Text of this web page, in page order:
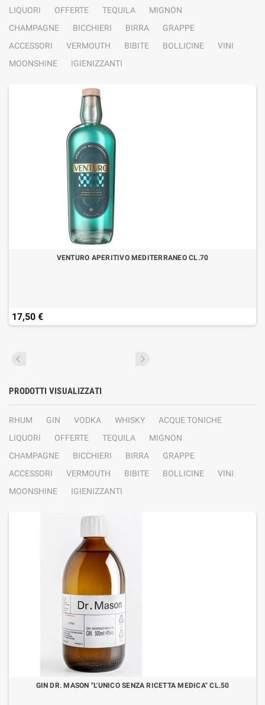
LIQUORI OFFERTE TEQUILA
MIGNON
CHAMPAGNE
BICCHIERI BIRRA
GRAPPE
ACCESSORI
VERMOUTH BIBITE BOLLICINE
VINI
MOONSHINE
IGIENIZZANTI
VENTURO APERITIVO MEDITERRANEO CL.70
17,50 €
PRODOTTI VISUALIZZATI
RHUM GIN VODKA WHISKY
ACQUE TONICHE
LIQUORI
OFFERTE TEQUILA
MIGNON
CHAMPAGNE
BICCHIERI BIRRA
GRAPPE
ACCESSORI
VERMOUTH BIBITE BOLLICINE
VINI
MOONSHINE
IGIENIZZANTI
GIN DR. MASON "L'UNICO SENZA RICETTA MEDICA" CL.50